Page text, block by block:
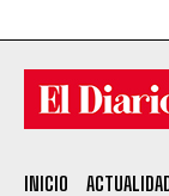
INICIO